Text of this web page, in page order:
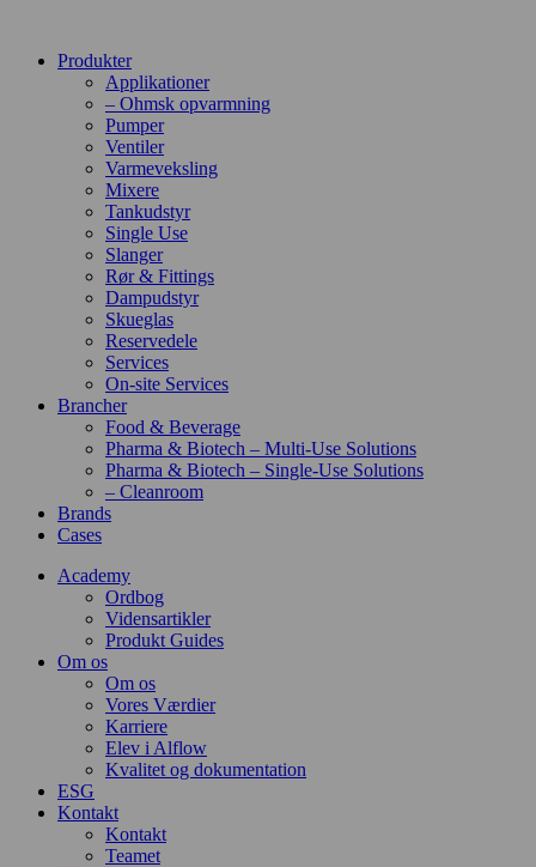
Produkter
Applikationer
– Ohmsk opvarmning
Pumper
Ventiler
Varmeveksling
Mixere
Tankudstyr
Single Use
Slanger
Rør & Fittings
Dampudstyr
Skueglas
Reservedele
Services
On-site Services
Brancher
Food & Beverage
Pharma & Biotech – Multi-Use Solutions
Pharma & Biotech – Single-Use Solutions
– Cleanroom
Brands
Cases
Academy
Ordbog
Vidensartikler
Produkt Guides
Om os
Om os
Vores Værdier
Karriere
Elev i Alflow
Kvalitet og dokumentation
ESG
Kontakt
Kontakt
Teamet